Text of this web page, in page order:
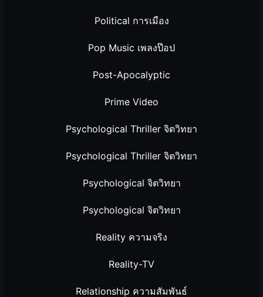
Political การเมือง
Pop Music เพลงป๊อป
Post-Apocalyptic
Prime Video
Psychological Thriller จิตวิทยา
Psychological Thriller จิตวิทยา
Psychological จิตวิทยา
Psychological จิตวิทยา
Reality ความจริง
Reality-TV
Relationship ความสัมพันธ์